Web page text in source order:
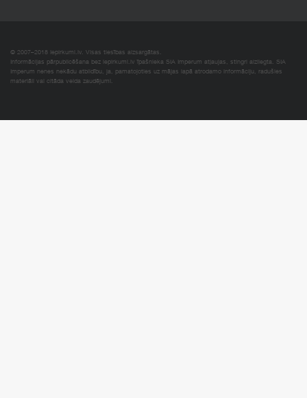
© 2007–2018 Iepirkumi.lv. Visas tiesības aizsargātas.
Informācijas pārpublicēšana bez iepirkumi.lv īpašnieka SIA Imperum atļaujas, stingri aizliegta. SIA
Imperum nenes nekādu atbildību, ja, pamatojoties uz mājas lapā atrodamo informāciju, radušies
materiāli vai citāda veida zaudējumi.